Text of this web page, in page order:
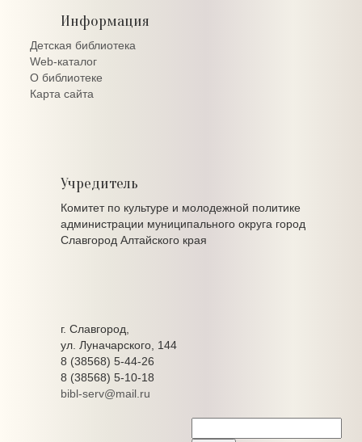
Информация
Детская библиотека
Web-каталог
О библиотеке
Карта сайта
Учредитель
Комитет по культуре и молодежной политике
администрации муниципального округа город
Славгород Алтайского края
г. Славгород,
ул. Луначарского, 144
8 (38568) 5-44-26
8 (38568) 5-10-18
bibl-serv@mail.ru